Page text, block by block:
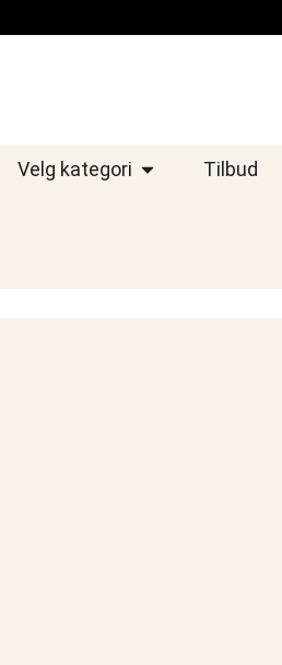
Velg kategori Tilbud